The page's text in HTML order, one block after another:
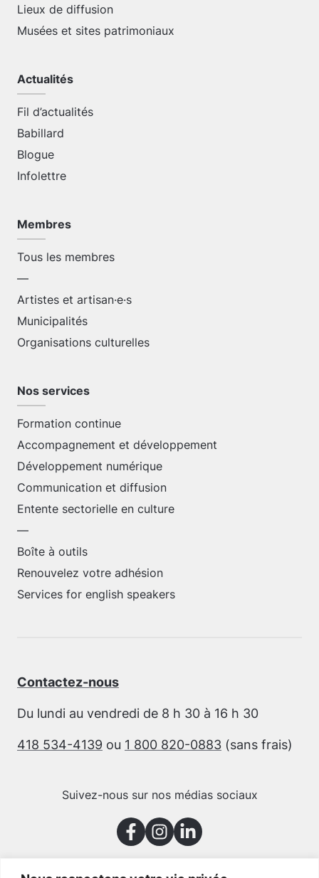
Lieux de diffusion
Musées et sites patrimoniaux
Actualités
Fil d’actualités
Babillard
Blogue
Infolettre
Membres
Tous les membres
—
Artistes et artisan·e·s
Municipalités
Organisations culturelles
Nos services
Formation continue
Accompagnement et développement
Développement numérique
Communication et diffusion
Entente sectorielle en culture
—
Boîte à outils
Renouvelez votre adhésion
Services for english speakers
Contactez-nous
Du lundi au vendredi de 8 h 30 à 16 h 30
418 534-4139 ou 1 800 820-0883 (sans frais)
Suivez-nous sur nos médias sociaux